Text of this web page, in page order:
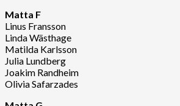
Matta F
Linus Fransson
Linda Wästhage
Matilda Karlsson
Julia Lundberg
Joakim Randheim
Olivia Safarzades